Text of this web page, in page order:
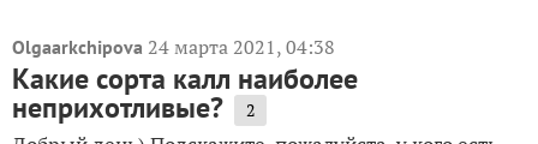
Olgaarkchipova 24 марта 2021, 04:38
Какие сорта калл наиболее
неприхотливые? 2